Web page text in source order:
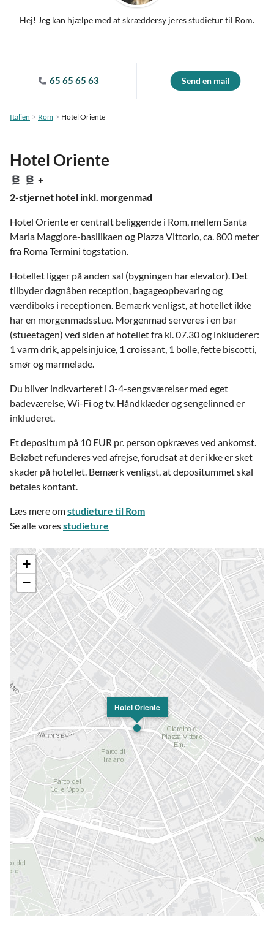
Hej! Jeg kan hjælpe med at skræddersy jeres studietur til Rom.
65 65 65 63 Send en mail
Italien Rom Hotel Oriente
Hotel Oriente
+
2-stjernet hotel inkl. morgenmad
Hotel Oriente er centralt beliggende i Rom, mellem Santa
Maria Maggiore-basilikaen og Piazza Vittorio, ca. 800 meter
fra Roma Termini togstation.
Hotellet ligger på anden sal (bygningen har elevator). Det
tilbyder døgnåben reception, bagageopbevaring og
værdiboks i receptionen. Bemærk venligst, at hotellet ikke
har en morgenmadsstue. Morgenmad serveres i en bar
(stueetagen) ved siden af hotellet fra kl. 07.30 og inkluderer:
1 varm drik, appelsinjuice, 1 croissant, 1 bolle, fette biscotti,
smør og marmelade.
Du bliver indkvarteret i 3-4-sengsværelser med eget
badeværelse, Wi-Fi og tv. Håndklæder og sengelinned er
inkluderet.
Et depositum på 10 EUR pr. person opkræves ved ankomst.
Beløbet refunderes ved afrejse, forudsat at der ikke er sket
skader på hotellet. Bemærk venligst, at depositummet skal
betales kontant.
Læs mere omstudieture til Rom
Se alle voresstudieture
Hotel Oriente
+
−